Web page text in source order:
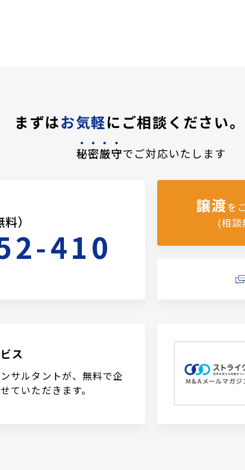
まずはお気軽にご相談ください
秘密厳守でご対応いたします
）
410
譲渡を
(相談
ス
サルタントが、無料で企
ていただきます。